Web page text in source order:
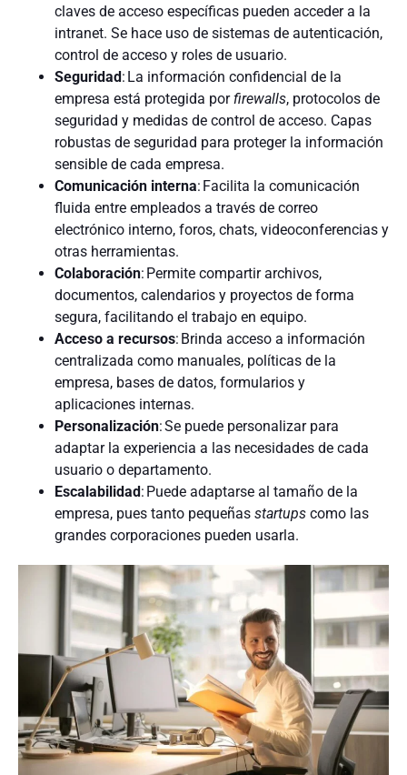
claves de acceso específicas pueden acceder a la
intranet. Se hace uso de sistemas de autenticación,
control de acceso y roles de usuario.
Seguridad: La información confidencial de la
empresa está protegida porfirewalls, protocolos de
seguridad y medidas de control de acceso. Capas
robustas de seguridad para proteger la información
sensible de cada empresa.
Comunicación interna: Facilita la comunicación
fluida entre empleados a través de correo
electrónico interno, foros, chats, videoconferencias y
otras herramientas.
Colaboración: Permite compartir archivos,
documentos, calendarios y proyectos de forma
segura, facilitando el trabajo en equipo.
Acceso a recursos: Brinda acceso a información
centralizada como manuales, políticas de la
empresa, bases de datos, formularios y
aplicaciones internas.
Personalización: Se puede personalizar para
adaptar la experiencia a las necesidades de cada
usuario o departamento.
Escalabilidad: Puede adaptarse al tamaño de la
empresa, pues tanto pequeñas startups como las
grandes corporaciones pueden usarla.